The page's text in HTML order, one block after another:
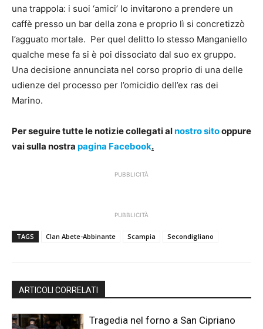
una trappola: i suoi ‘amici’ lo invitarono a prendere un
caffè presso un bar della zona e proprio lì si concretizzò
l’agguato mortale. Per quel delitto lo stesso Manganiello
qualche mese fa si è poi dissociato dal suo ex gruppo.
Una decisione annunciata nel corso proprio di una delle
udienze del processo per l’omicidio dell’ex ras dei
Marino.
Per seguire tutte le notizie collegati alnostro sitooppure
vai sulla nostra pagina Facebook.
PUBBLICITÀ
PUBBLICITÀ
TAGS Clan Abete-Abbinante Scampia Secondigliano
ARTICOLI CORRELATI
Tragedia nel forno a San Cipriano